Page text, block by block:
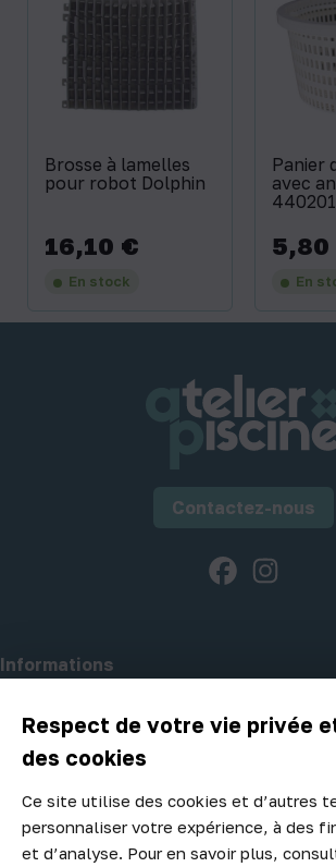
Respect de votre vie privée
des cookies
Ce site utilise des cookies et d’autres
personnaliser votre expérience, à des
et d’analyse. Pour en savoir plus,
Brosse à lamelles
pour robot Dolphin
Prix
16,10 €
En stock
Panier
avec
Prix
5,80
En
Contactez-nous
Facebook
Informations
A propos d'Atelier Piscine
Newsletter
Ne manquez aucune opportunité ! Restez
prix et nouveaux arrivages.